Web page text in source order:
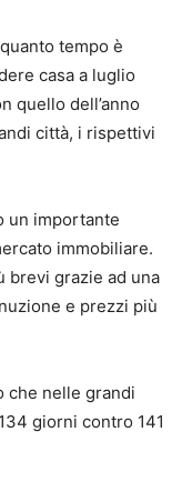
tempo è
casa a luglio
quello dell’anno
città, i rispettivi
un importante
immobiliare.
brevi grazie ad una
e prezzi più
che nelle grandi
giorni contro 141